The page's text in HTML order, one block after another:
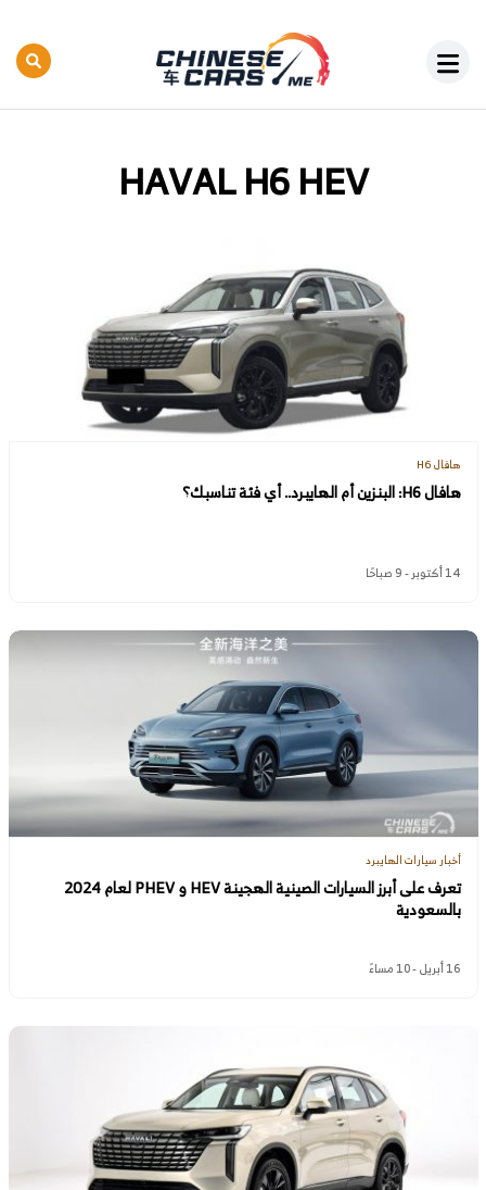
HAVAL H6 HEV
هافال H6
هافال H6: البنزين أم الهايبرد.. أي فئة تناسبك؟
14 أكتوبر - 9 صباحًا
أخبار سيارات الهايبرد
تعرف على أبرز السيارات الصينية الهجينة HEV و PHEV لعام 2024
بالسعودية
16 أبريل - 10 مساءً